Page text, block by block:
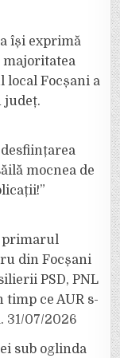
își exprimă
majoritatea
local Focșani a
județ.
mocnea de
primarul
din Focșani
PSD, PNL
ce AUR s-
31/07/2026
sub oglinda